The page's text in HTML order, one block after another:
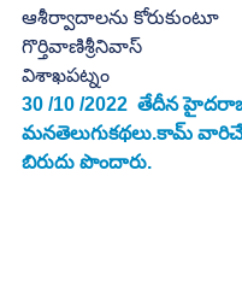
ఆశీర్వాదాలను కోరుకుంటూ
గొర్తివాణిశ్రీనివాస్
విశాఖపట్నం
30 /10 /2022  తేదీన
మనతెలుగుకథలు.కామ్
బిరుదు పొందారు.